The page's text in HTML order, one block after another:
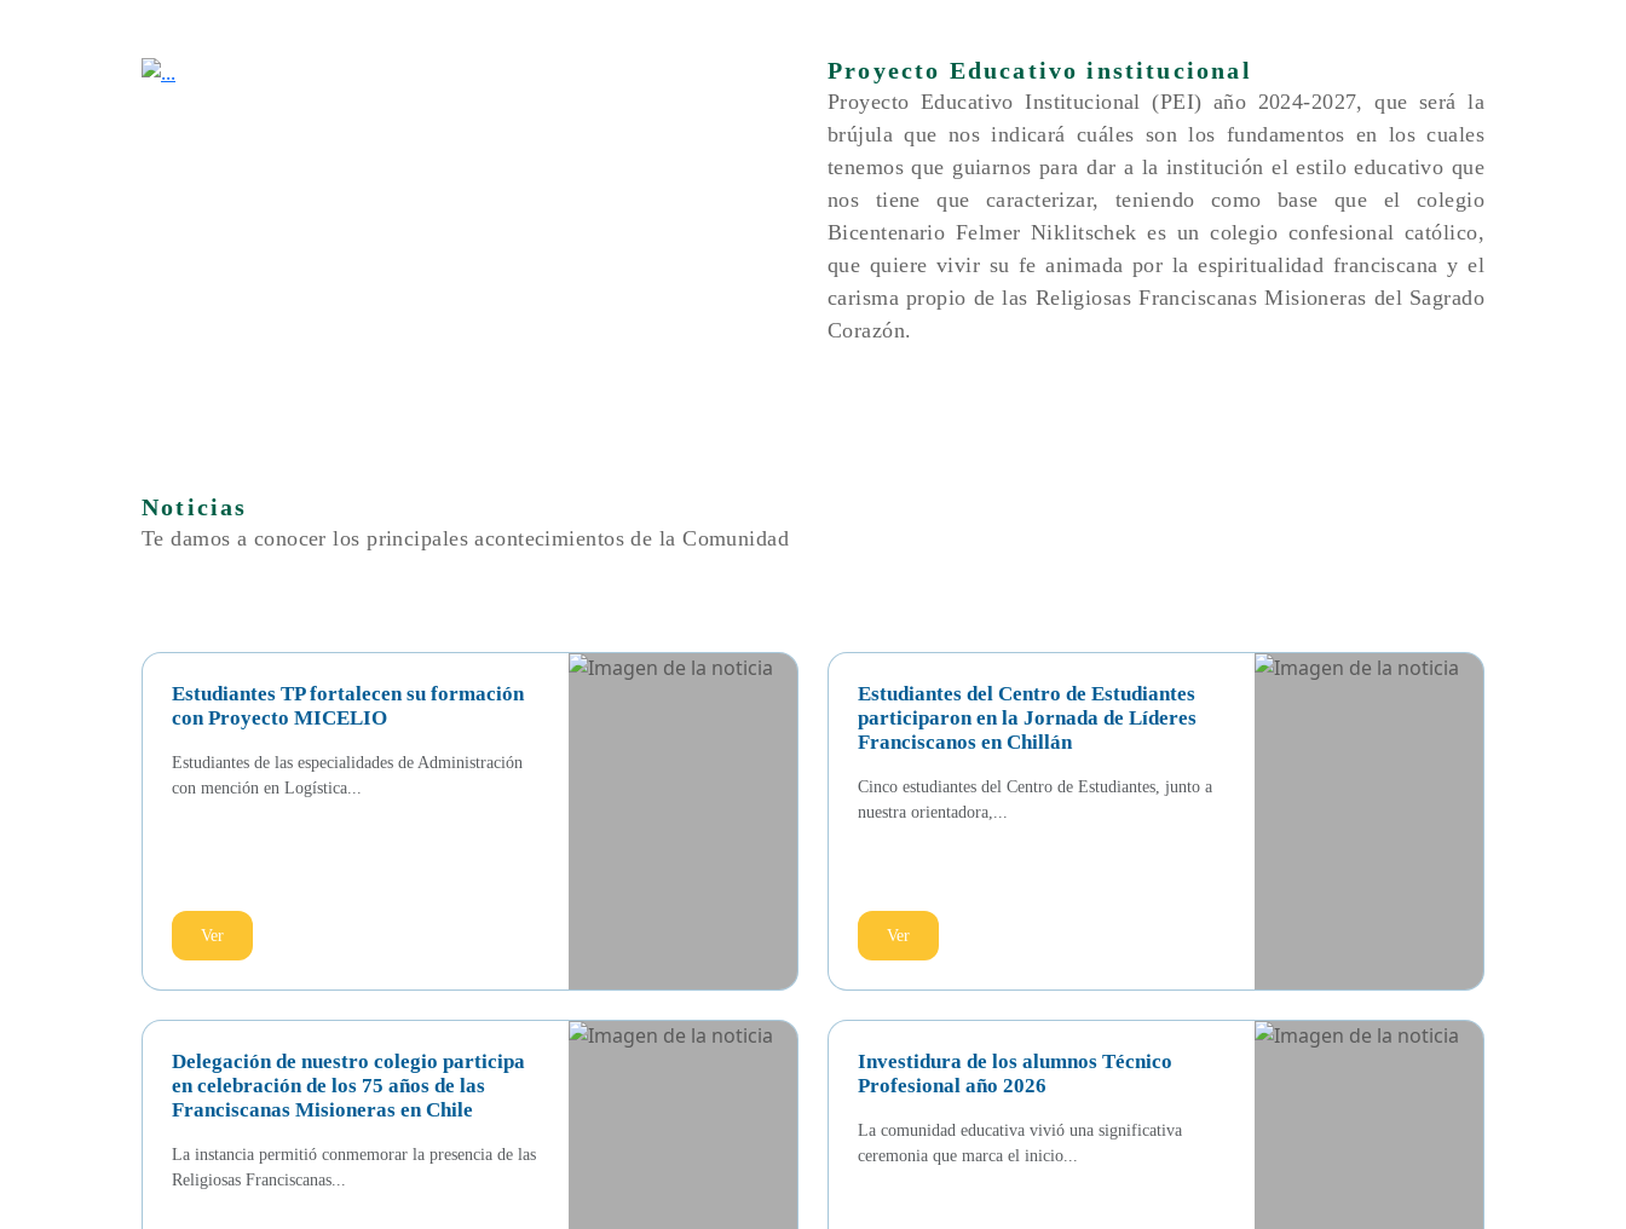
Proyecto Educativo institucional
Proyecto Educativo Institucional (PEI) año 2024-2027, que será la
brújula que nos indicará cuáles son los fundamentos en los cuales
tenemos que guiarnos para dar a la institución el estilo educativo que
nos tiene que caracterizar, teniendo como base que el colegio
Bicentenario Felmer Niklitschek es un colegio confesional católico,
que quiere vivir su fe animada por la espiritualidad franciscana y el
carisma propio de las Religiosas Franciscanas Misioneras del Sagrado
Corazón.
Noticias
Te damos a conocer los principales acontecimientos de la Comunidad
Estudiantes TP fortalecen su formación
con Proyecto MICELIO
Estudiantes de las especialidades de Administración
con mención en Logística...
Ver
Estudiantes del Centro de Estudiantes
participaron en la Jornada de Líderes
Franciscanos en Chillán
Cinco estudiantes del Centro de Estudiantes, junto a
nuestra orientadora,...
Ver
Delegación de nuestro colegio participa
en celebración de los 75 años de las
Franciscanas Misioneras en Chile
La instancia permitió conmemorar la presencia de las
Religiosas Franciscanas...
Investidura de los alumnos Técnico
Profesional año 2026
La comunidad educativa vivió una significativa
ceremonia que marca el inicio...